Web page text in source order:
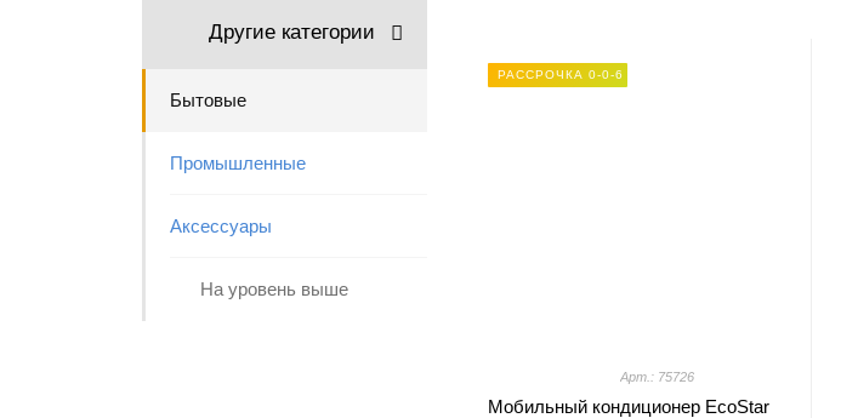
Другие категории
Бытовые
Промышленные
Аксессуары
На уровень выше
РАССРОЧКА 0-0-6
Арт.: 75726
Мобильный кондиционер EcoStar